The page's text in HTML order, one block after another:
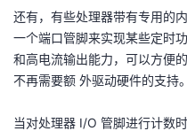
还有，有些处理器带有专用的
一个端口管脚来实现某些定时
和高电流输出能力，可以方便
不再需要额 外驱动硬件的支持。
当对处理器 I/O 管脚进行计数